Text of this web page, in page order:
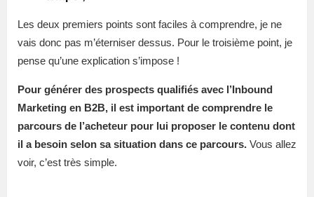
Les deux premiers points sont faciles à comprendre, je ne
vais donc pas m’éterniser dessus. Pour le troisième point, je
pense qu’une explication s’impose !
Pour générer des prospects qualifiés avec l’Inbound
Marketing en B2B, il est important de comprendre le
parcours de l’acheteur pour lui proposer le contenu dont
il a besoin selon sa situation dans ce parcours. Vous allez
voir, c’est très simple.